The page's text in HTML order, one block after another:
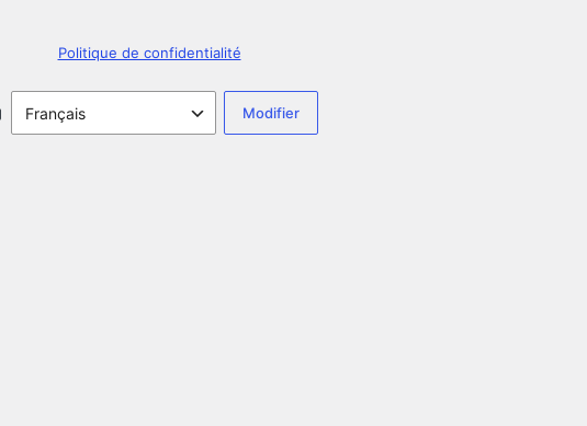
Politique de confidentialité
Langue